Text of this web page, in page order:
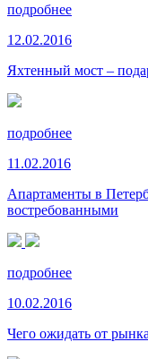
подробнее
12.02.2016
Яхтенный мост –
подробнее
11.02.2016
Апартаменты в
востребованными
подробнее
10.02.2016
Чего ожидать от